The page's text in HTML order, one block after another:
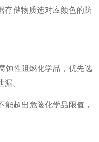
存储物质选对应颜色的防
蚀性阻燃化学品，优先选
。
超出危险化学品限值，